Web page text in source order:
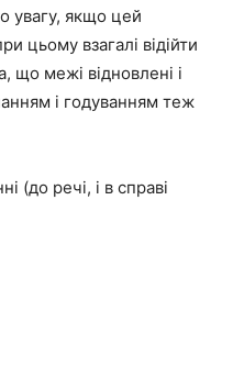
увагу, якщо цей
цьому взагалі відійти
що межі відновлені і
і годуванням теж
(до речі, і в справі